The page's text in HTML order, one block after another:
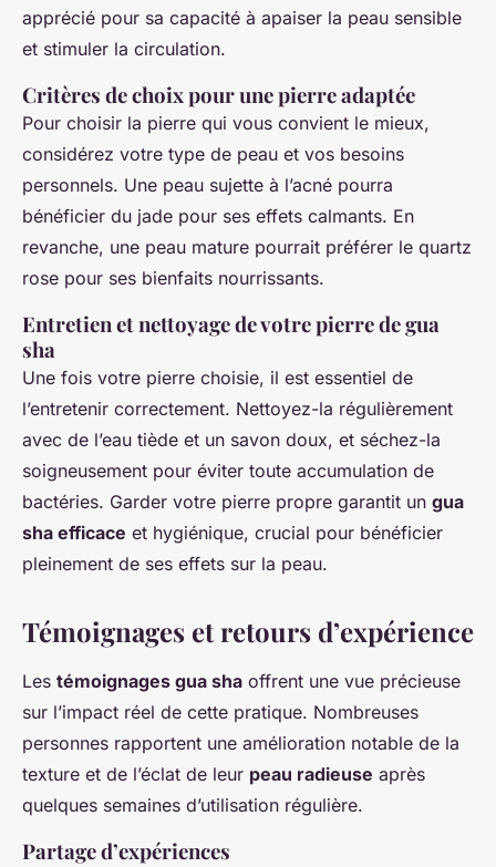
apprécié pour sa capacité à apaiser la peau sensible
et stimuler la circulation.
Critères de choix pour une pierre adaptée
Pour choisir la pierre qui vous convient le mieux,
considérez votre type de peau et vos besoins
personnels. Une peau sujette à l’acné pourra
bénéficier du jade pour ses effets calmants. En
revanche, une peau mature pourrait préférer le quartz
rose pour ses bienfaits nourrissants.
Entretien et nettoyage de votre pierre de gua
sha
Une fois votre pierre choisie, il est essentiel de
l’entretenir correctement. Nettoyez-la régulièrement
avec de l’eau tiède et un savon doux, et séchez-la
soigneusement pour éviter toute accumulation de
bactéries. Garder votre pierre propre garantit un gua
sha efficace et hygiénique, crucial pour bénéficier
pleinement de ses effets sur la peau.
Témoignages et retours d’expérience
Les témoignages gua sha offrent une vue précieuse
sur l’impact réel de cette pratique. Nombreuses
personnes rapportent une amélioration notable de la
texture et de l’éclat de leur peau radieuse après
quelques semaines d’utilisation régulière.
Partage d’expériences